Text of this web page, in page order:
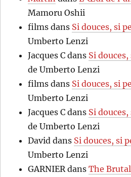
Mamoru Oshii
films dans Si douces, si
Umberto Lenzi
Jacques C dans Si
de Umberto Lenzi
films dans Si douces, si
Umberto Lenzi
Jacques C dans Si
de Umberto Lenzi
David dans Si douces, si
Umberto Lenzi
GARNIER dansThe